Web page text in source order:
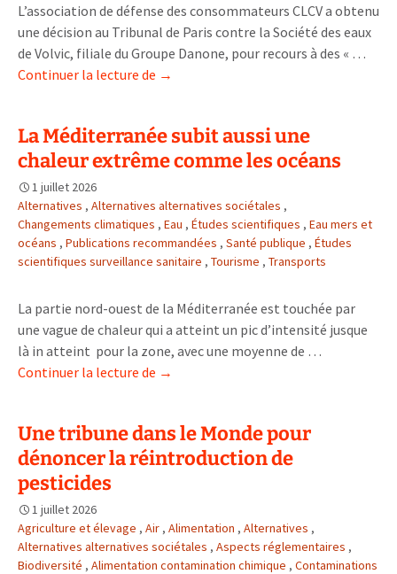
L’association de défense des consommateurs CLCV a obtenu
une décision au Tribunal de Paris contre la Société des eaux
de Volvic, filiale du Groupe Danone, pour recours à des « …
Continuer la lecture de Des
minérales
Volvic
« 100%
recyclées
→
La Méditerranée subit aussi une
chaleur extrême comme les océans
1 juillet 2026
Alternatives , Alternatives alternatives sociétales ,
Changements climatiques , Eau , Études scientifiques , Eau mers et
océans , Publications recommandées , Santé publique , Études
scientifiques surveillance sanitaire , Tourisme , Transports
La partie nord-ouest de la Méditerranée est touchée par
une vague de chaleur qui a atteint un pic d’intensité jusque
là in atteint pour la zone, avec une moyenne de …
Continuer la lecture de La
aussi
une
comme
les
océans
→
Une tribune dans le Monde pour
dénoncer la réintroduction de
pesticides
1 juillet 2026
Agriculture et élevage , Air , Alimentation , Alternatives ,
Alternatives alternatives sociétales , Aspects réglementaires ,
Biodiversité , Alimentation contamination chimique , Contaminations